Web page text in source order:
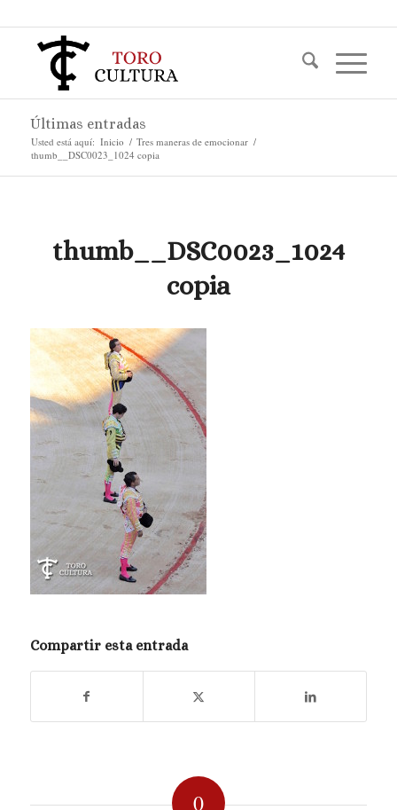
Últimas entradas
Usted está aquí: Inicio / Tres maneras de emocionar /
thumb__DSC0023_1024 copia
thumb__DSC0023_1024
copia
Compartir esta entrada
0